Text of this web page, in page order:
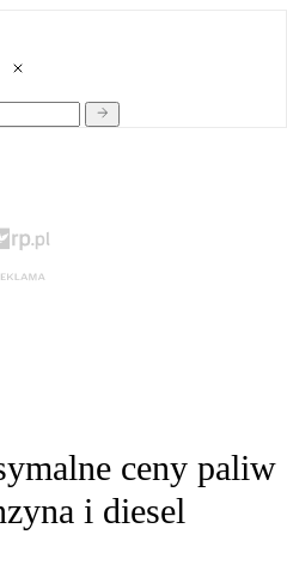
ceny paliw
i diesel